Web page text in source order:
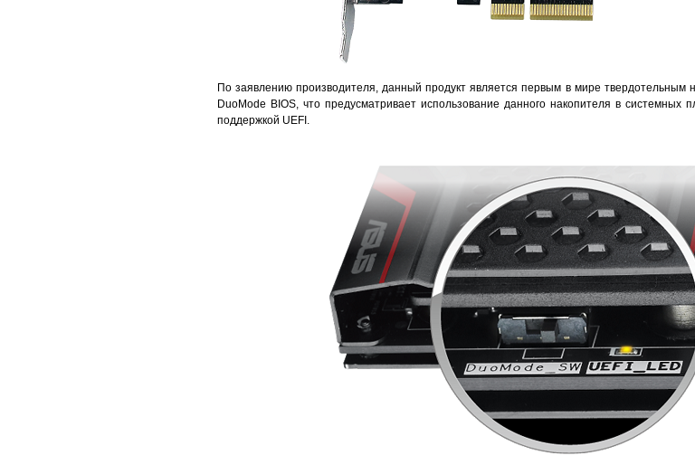
По заявлению производителя, данный продукт является первым в мире твердотельным
DuoMode BIOS, что предусматривает использование данного накопителя в
поддержкой UEFI.